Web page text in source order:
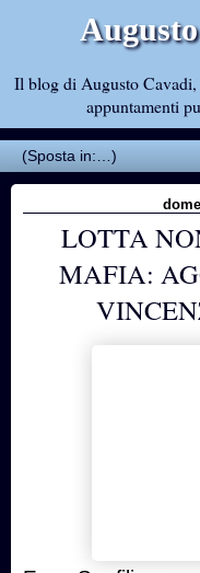
Il blog di Augusto
appuntamenti
LOTTA
MAFIA: